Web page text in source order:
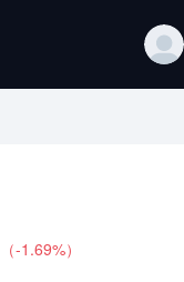
（-1.69%）